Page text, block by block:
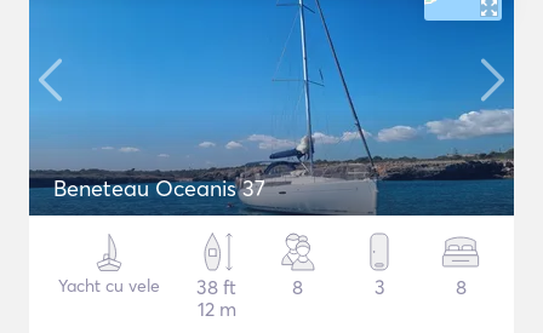
Beneteau Oceanis 37
Yacht cu vele
38 ft
12 m
8 3 8